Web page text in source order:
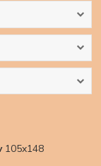
105x148